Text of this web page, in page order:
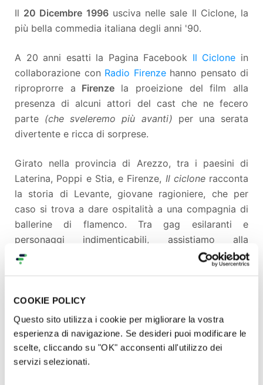
COOKIE POLICY
Questo sito utilizza i cookie per migliorare la vostra
esperienza di navigazione. Se desideri puoi modificare le
scelte, cliccando su "OK" acconsenti all'utilizzo dei
servizi selezionati.
Il 20 Dicembre 1996usciva nelle sale Il Ciclone, la
più bella commedia italiana degli anni '90.
A 20 anni esatti la Pagina Facebook Il Ciclone in
collaborazione con Radio Firenzehanno pensato di
riproprorre a Firenze la proeizione del film alla
presenza di alcuni attori del cast che ne fecero
parte (che sveleremo più avanti) per una serata
divertente e ricca di sorprese.
Girato nella provincia di Arezzo, tra i paesini di
Laterina, Poppi e Stia, e Firenze, Il cicloneracconta
la storia di Levante, giovane ragioniere, che per
caso si trova a dare ospitalità a una compagnia di
ballerine di flamenco. Tra gag esilaranti e
personaggi indimenticabili, assistiamo alla
divertente quanto complicata storia d’amore del
protagonista con la spagnola
del grandissimo